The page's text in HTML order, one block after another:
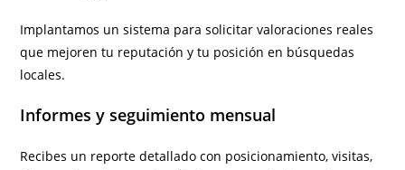
Implantamos un sistema para solicitar valoraciones reales
que mejoren tu reputación y tu posición en búsquedas
locales.
Informes y seguimiento mensual
Recibes un reporte detallado con posicionamiento, visitas,